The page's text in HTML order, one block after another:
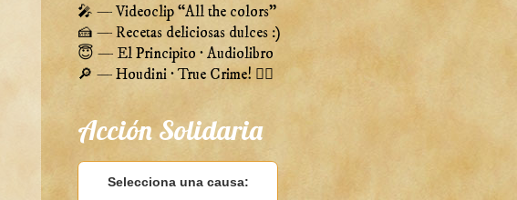
🎤 — Videoclip “All the colors”
🍰 — Recetas deliciosas dulces :)
😇 — El Principito · Audiolibro
🔎 — Houdini · True Crime! 🕵️‍♀️
Acción Solidaria
Selecciona una causa: